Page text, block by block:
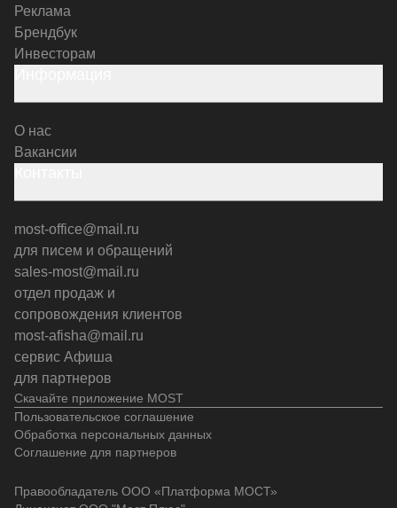
Скачайте приложение MOST
Реклама
Брендбук
Инвесторам
О нас
Вакансии
most-office@mail.ru
для писем и обращений
sales-most@mail.ru
отдел продаж и
сопровождения клиентов
most-afisha@mail.ru
сервис Афиша
для партнеров
Пользовательское соглашение
Обработка персональных данных
Соглашение для партнеров
Правообладатель ООО «Платформа МОСТ»